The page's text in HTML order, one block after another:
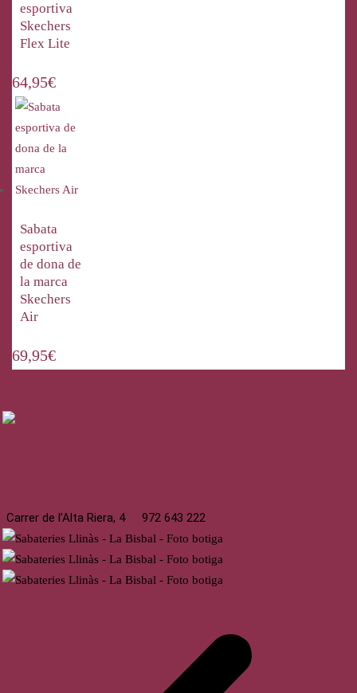
esportiva
Skechers
Flex Lite
64,95€
Sabata
esportiva
de dona de
la marca
Skechers
Air
69,95€
Carrer de l’Alta Riera, 4 972 643 222